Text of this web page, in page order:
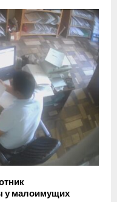
у малоимущих